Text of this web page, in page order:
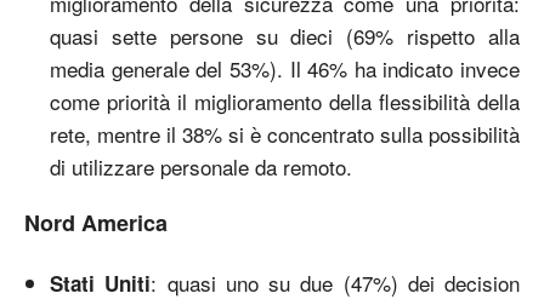
quasi sette persone su dieci (69% rispetto alla
media generale del 53%). Il 46% ha indicato invece
come priorità il miglioramento della flessibilità della
rete, mentre il 38% si è concentrato sulla possibilità
di utilizzare personale da remoto.
Nord America
Stati Uniti: quasi uno su due (47%) dei decision